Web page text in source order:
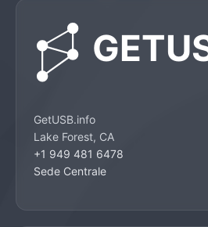
GetUSB.info
Lake Forest, CA
+1 949 481 6478
Sede Centrale